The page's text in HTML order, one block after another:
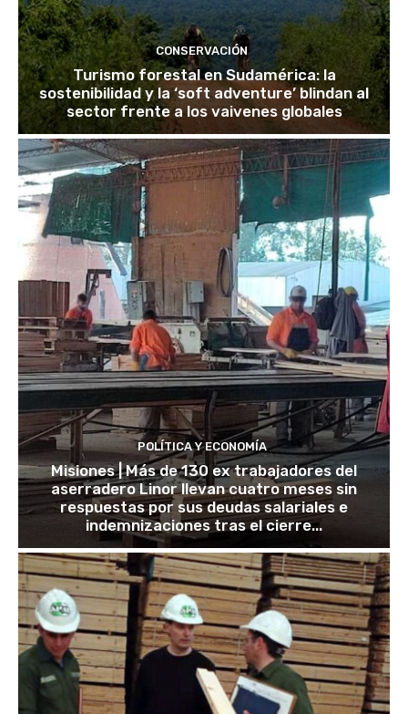
CONSERVACIÓN
Turismo forestal en Sudamérica: la
sostenibilidad y la ‘soft adventure’ blindan al
sector frente a los vaivenes globales
POLÍTICA Y ECONOMÍA
Misiones | Más de 130 ex trabajadores del
aserradero Linor llevan cuatro meses sin
respuestas por sus deudas salariales e
indemnizaciones tras el cierre...